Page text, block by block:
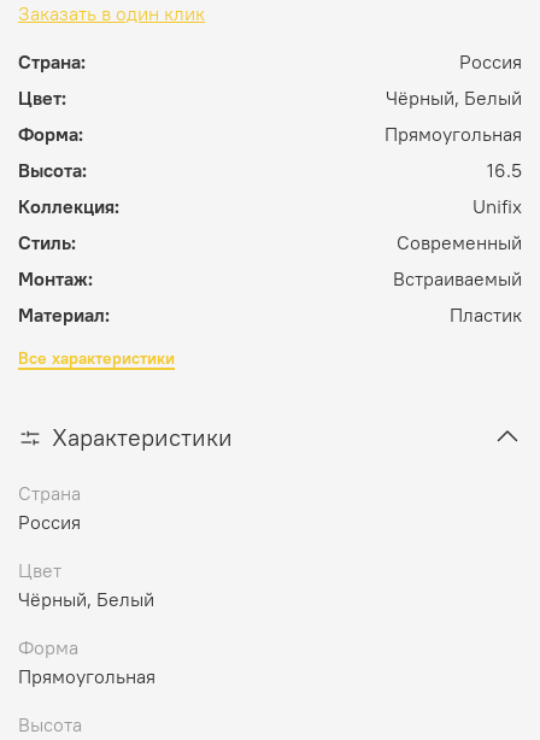
Заказать в один клик
Страна:
Россия
Цвет:
Чёрный, Белый
Форма:
Прямоугольная
Высота:
16.5
Коллекция:
Unifix
Стиль:
Современный
Монтаж:
Встраиваемый
Материал:
Пластик
Все характеристики
Характеристики
Страна
Россия
Цвет
Чёрный, Белый
Форма
Прямоугольная
Высота